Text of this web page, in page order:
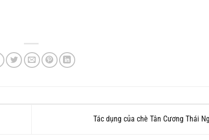
Tác dụng của chè Tân Cương Thái